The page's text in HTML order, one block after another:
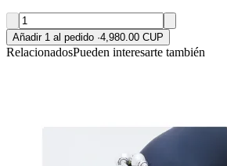
Añadir 1 al pedido ·4,980.00 CUP
RelacionadosPueden interesarte también